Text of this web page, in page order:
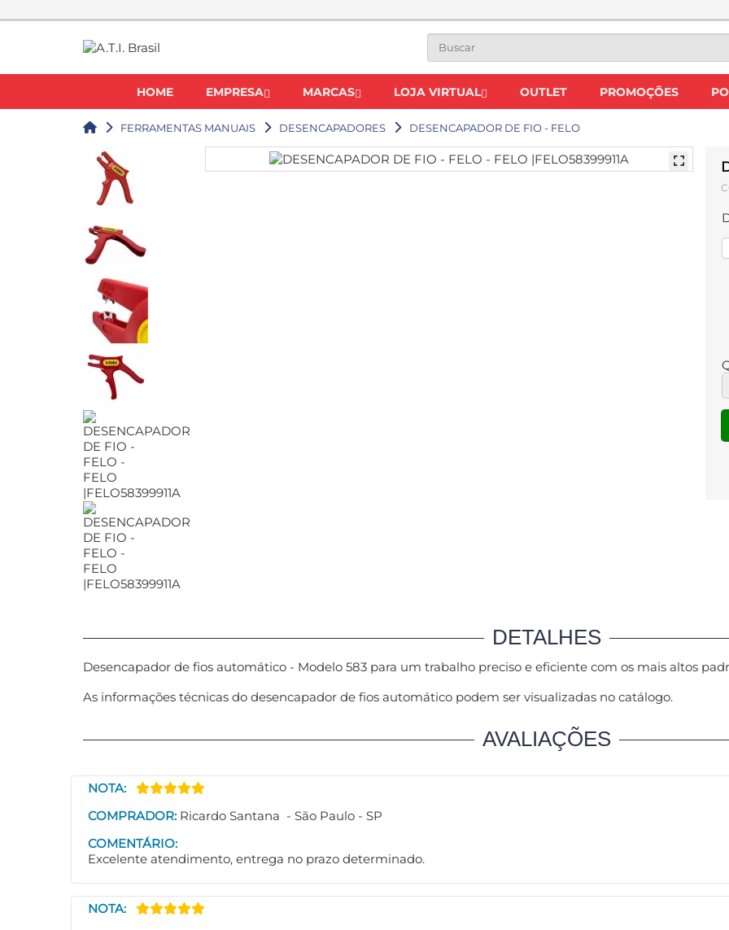
HOME EMPRESA MARCAS LOJA VIRTUAL OUTLET PROMOÇÕES
FERRAMENTAS MANUAIS DESENCAPADORES DESENCAPADOR DE FIO - FELO
DETALHES
Desencapador de fios automático - Modelo 583 para um trabalho preciso e eficiente com os mais altos
As informações técnicas do desencapador de fios automático podem ser visualizadas no catálogo.
AVALIAÇÕES
NOTA:
COMPRADOR: Ricardo Santana - São Paulo - SP
COMENTÁRIO:
Excelente atendimento, entrega no prazo determinado.
NOTA: